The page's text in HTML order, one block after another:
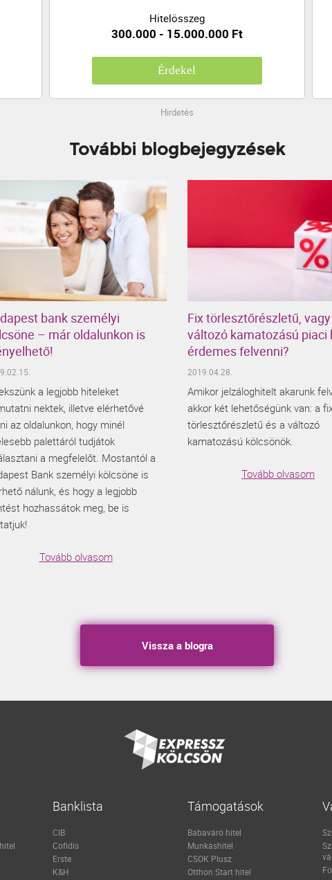
Hitelösszeg
300.000 - 15.000.000 Ft
Érdekel
Hirdetés
További blogbejegyzések
bank személyi
– már oldalunkon is
a legjobb hiteleket
nektek, illetve elérhetővé
az oldalunkon, hogy minél
palettáról tudjátok
a megfelelőt. Mostantól a
Bank személyi kölcsöne is
nálunk, és hogy a legjobb
hozhassátok meg, be is
Tovább olvasom
Fix törlesztőrészletű, vagy
változó kamatozású piaci
érdemes felvenni?
2019.04.28.
Amikor jelzáloghitelt akarunk
akkor két lehetőségünk van: a
törlesztőrészletű és a változó
kamatozású kölcsönök.
Tovább olvasom
Vissza a blogra
Banklista
CIB
Cofidis
Erste
K&H
Támogatások
Babaváró hitel
Munkáshitel
CSOK Plusz
Otthon Start hitel